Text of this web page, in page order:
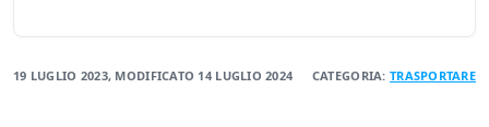
19 LUGLIO 2023, MODIFICATO 14 LUGLIO 2024 CATEGORIA: TRASPORTARE